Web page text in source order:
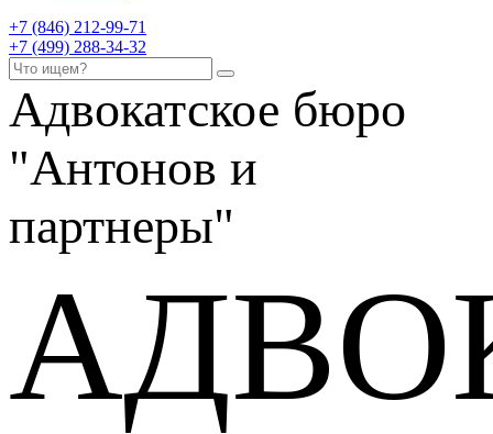
+7 (846) 212-99-71
+7 (499) 288-34-32
Адвокатское бюро
"Антонов и
партнеры"